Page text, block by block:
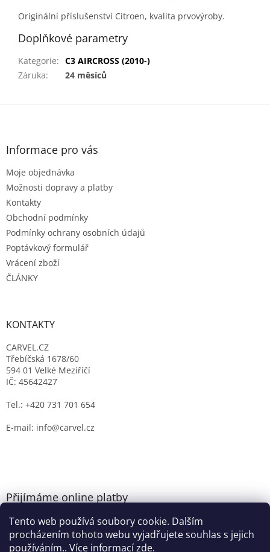
Tento web používá soubory cookie. Dalším
procházením tohoto webu vyjadřujete souhlas s jejich
používáním.. Více informacízde.
Originální příslušenství Citroen, kvalita prvovýroby.
Doplňkové parametry
Kategorie: C3 AIRCROSS (2010-)
Záruka: 24 měsíců
Z
Informace pro vás
Moje objednávka
Možnosti dopravy a platby
Kontakty
Obchodní podmínky
Podmínky ochrany osobních údajů
Poptávkový formulář
Vrácení zboží
ČLÁNKY
KONTAKTY
CARVEL.CZ
Třebíčská 1678/60
594 01 Velké Meziříčí
IČ: 45642427
Tel.: +420 731 701 654
E-mail: info@carvel.cz
Přijímáme online platby